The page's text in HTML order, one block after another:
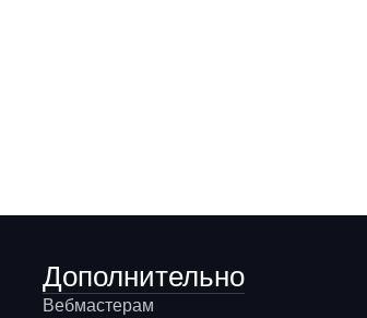
Дополнительно
Вебмастерам